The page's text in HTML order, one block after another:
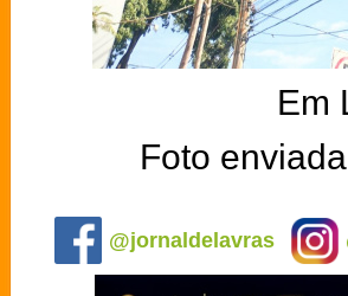
Em
Foto
@jornaldelavras